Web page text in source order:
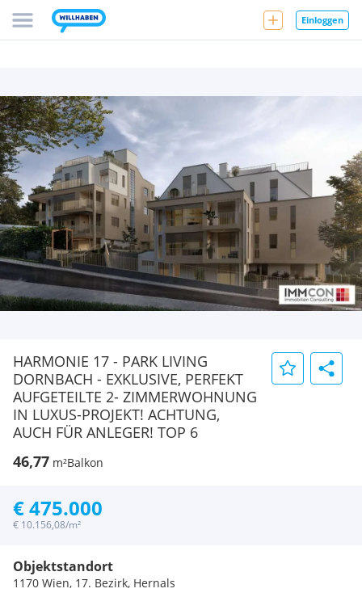
Einloggen
HARMONIE 17 - PARK LIVING
DORNBACH - EXKLUSIVE, PERFEKT
AUFGETEILTE 2- ZIMMERWOHNUNG
IN LUXUS-PROJEKT! ACHTUNG,
AUCH FÜR ANLEGER! TOP 6
46,77 m²Balkon
€ 475.000
€ 10.156,08/m²
Objektstandort
1170 Wien, 17. Bezirk, Hernals